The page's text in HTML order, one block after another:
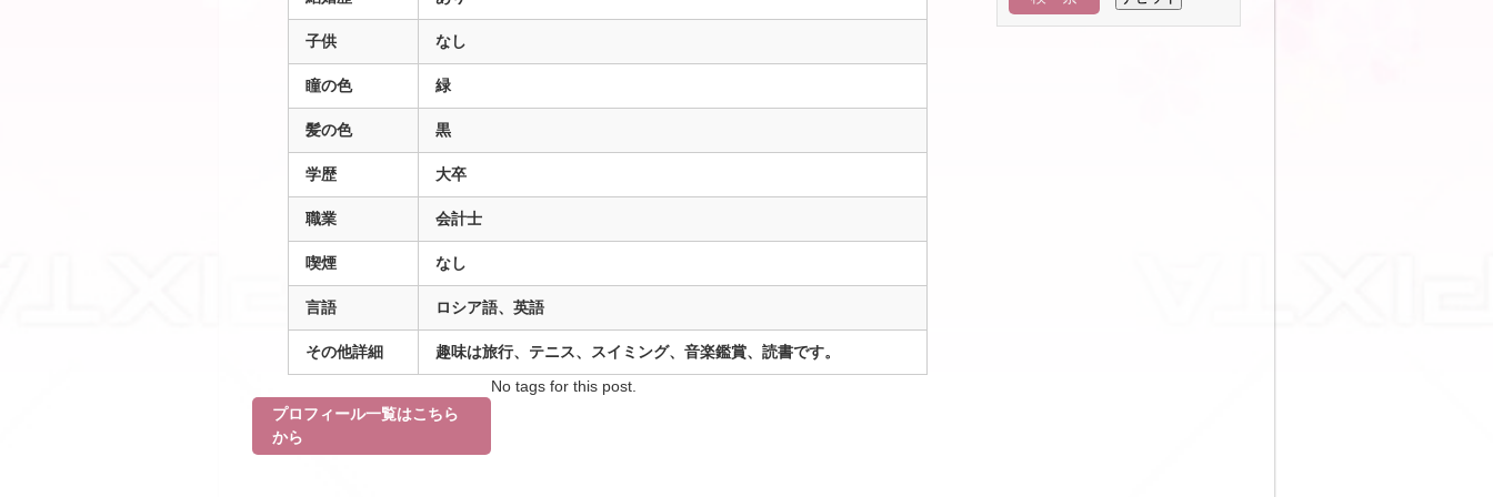
子供 なし
瞳の色 緑
髪の色 黒
学歴 大卒
職業 会計士
喫煙 なし
言語 ロシア語、英語
その他詳細
趣味は旅行、テニス、スイミング、音楽鑑賞、読書です。
No tags for this post.
プロフィール一覧はこちら
から